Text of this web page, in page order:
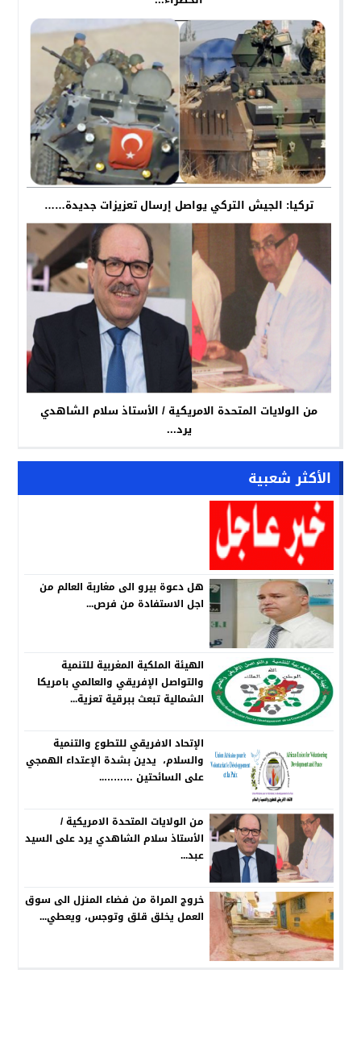
تركيا: الجيش التركي يواصل إرسال تعزيزات جديدة……
من الولايات المتحدة الامريكية / الأستاذ سلام الشاهدي
يرد...
الأكثر شعبية
هل دعوة بيرو الى مغاربة العالم من
اجل الاستفادة من فرص...
الهيئة الملكية المغربية للتنمية
والتواصل الإفريقي والعالمي بامريكا
الشمالية تبعث ببرقية تعزية...
الإتحاد الافريقي للتطوع والتنمية
والسلام، يدين بشدة الإعتداء الهمجي
على السائحتين ………..
من الولايات المتحدة الامريكية /
الأستاذ سلام الشاهدي يرد على السيد
عبد...
خروج المراة من فضاء المنزل الى سوق
العمل يخلق قلق وتوجس، ويعطي...